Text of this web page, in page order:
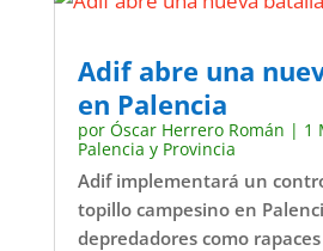
Adif abre una
en Palencia
por Óscar Herrero Román | 1
Palencia y Provincia
Adif implementará un
topillo campesino en
depredadores como